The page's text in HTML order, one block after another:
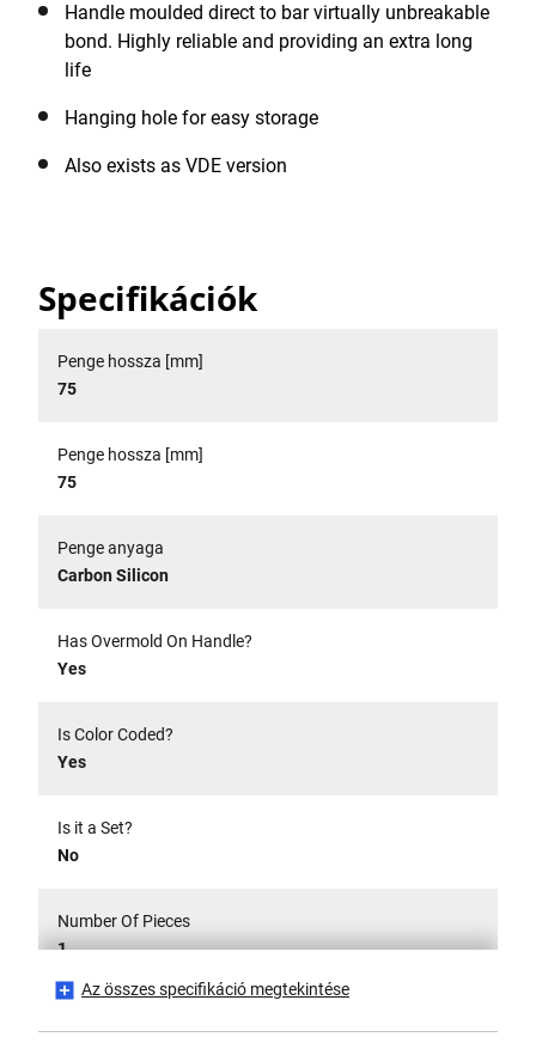
Handle moulded direct to bar virtually unbreakable
bond. Highly reliable and providing an extra long
life
Hanging hole for easy storage
Also exists as VDE version
Specifikációk
Penge hossza [mm]
75
Penge hossza [mm]
75
Penge anyaga
Carbon Silicon
Has Overmold On Handle?
Yes
Is Color Coded?
Yes
Is it a Set?
No
Number Of Pieces
1
Az összes specifikáció megtekintése